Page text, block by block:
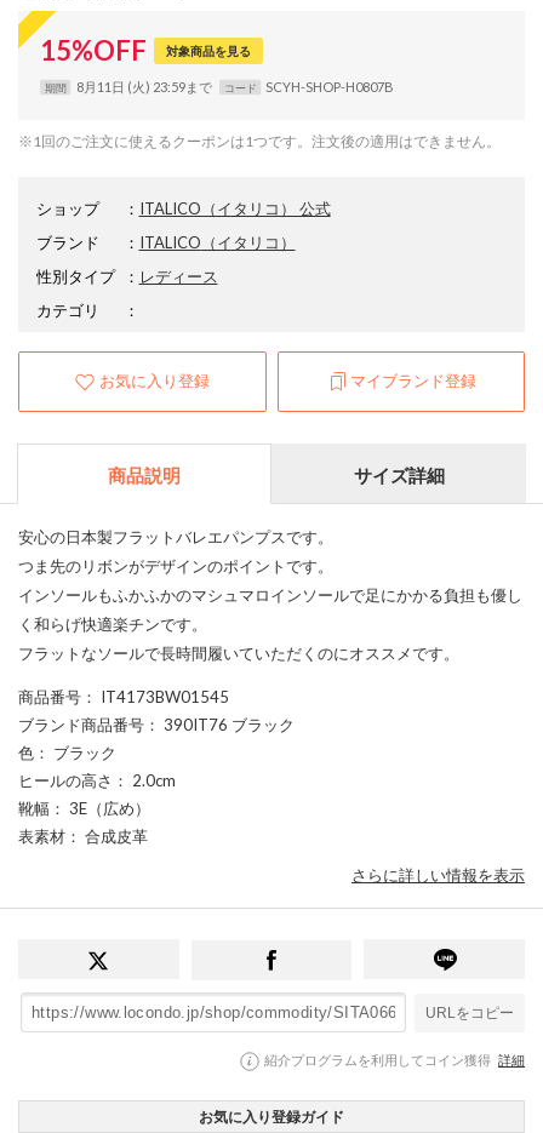
15%OFF 対象商品を見る
期間 8月11日 (火) 23:59まで コード SCYH-SHOP-H0807B
※1回のご注文に使えるクーポンは1つです。注文後の適用はできません。
ショップ ： ITALICO（イタリコ） 公式
ブランド
： ITALICO （イタリコ）
性別タイプ
： レディース
カテゴリ
：
お気に入り登録 マイブランド登録
商品説明 サイズ詳細
安心の日本製フラットバレエパンプスです。
つま先のリボンがデザインのポイントです。
インソールもふかふかのマシュマロインソールで足にかかる負担も優し
く和らげ快適楽チンです。
フラットなソールで長時間履いていただくのにオススメです。
商品番号 ： IT4173BW01545
ブランド商品番号 ： 390IT76 ブラック
色 ： ブラック
ヒールの高さ ： 2.0cm
靴幅 ： 3E（広め）
表素材 ： 合成皮革
さらに詳しい情報を表示
URLをコピー
紹介プログラムを利用してコイン獲得 詳細
お気に入り登録ガイド